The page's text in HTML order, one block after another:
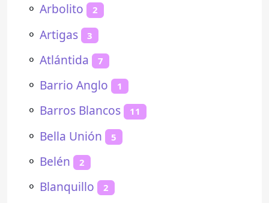
⚬ Arbolito 2
⚬ Artigas 3
⚬ Atlántida 7
⚬ Barrio Anglo 1
⚬ Barros Blancos 11
⚬ Bella Unión 5
⚬ Belén 2
⚬ Blanquillo 2